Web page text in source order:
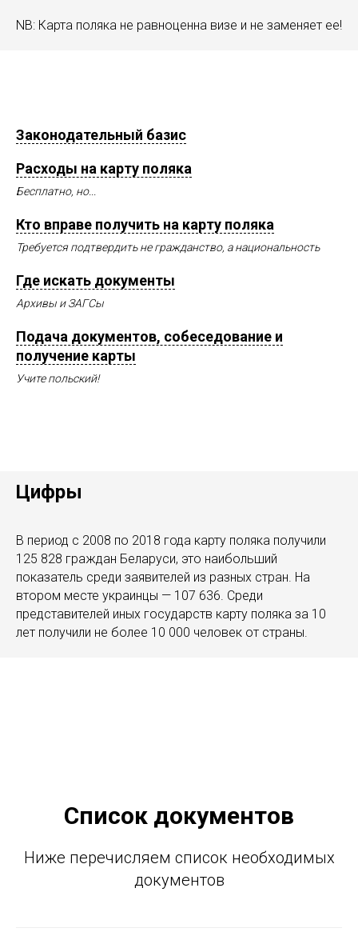
NB: Карта поляка не равноценна визе и не заменяет ее!
Законодательный базис
Расходы на карту поляка
Бесплатно, но...
Кто вправе получить на карту поляка
Требуется подтвердить не гражданство, а национальность
Где искать документы
Архивы и ЗАГСы
Подача документов, собеседование и
получение карты
Учите польский!
Цифры
В период с 2008 по 2018 года карту поляка получили
125 828 граждан Беларуси, это наибольший
показатель среди заявителей из разных стран. На
втором месте украинцы — 107 636. Среди
представителей иных государств карту поляка за 10
лет получили не более 10 000 человек от страны.
Список документов
Ниже перечисляем список необходимых
документов